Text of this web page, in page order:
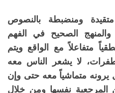
ومنضبطة بالنصوص
والمنهج الصحيح في الفهم
متفاعلاً مع الواقع ويتم
لا يشعر الناس معه
يرونه متماشياً معه حتى وإن
المرجعية نفسها ومن خلال